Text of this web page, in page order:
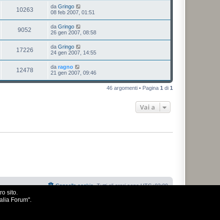
10263 da Gringo
08 feb 2007, 01:51
9052 da Gringo
26 gen 2007, 08:58
17226 da Gringo
24 gen 2007, 14:55
12478 da ragno
21 gen 2007, 09:46
46 argomenti • Pagina 1 di 1
Vai a
Tutti gli orari sonoUTC+02:00
Cancella cookie
sito.
Forum".